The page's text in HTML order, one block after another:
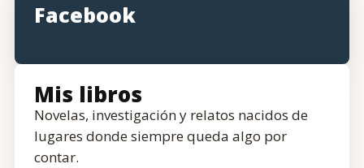
Facebook
Mis libros
Novelas, investigación y relatos nacidos de
lugares donde siempre queda algo por
contar.